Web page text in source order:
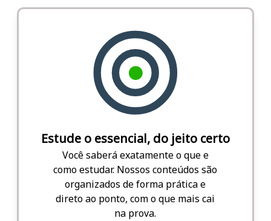
Estude o essencial, do jeito certo
Você saberá exatamente o que e
como estudar. Nossos conteúdos são
organizados de forma prática e
direto ao ponto, com o que mais cai
na prova.